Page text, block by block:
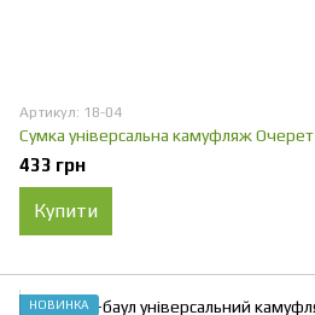
Артикул: 18-04
Сумка універсальна камуфляж Очерет
433 грн
Купити
НОВИНКА